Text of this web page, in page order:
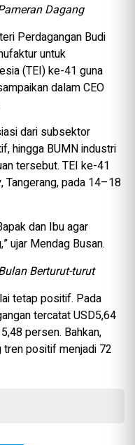
Dagang
Perdagangan Budi
untuk
(TEI) ke-41 guna
dalam CEO
dari subsektor
hingga BUMN industri
tersebut. TEI ke-41
Tangerang, pada 14–18
dan Ibu agar
ujar Mendag Busan.
Berturut-turut
tetap positif. Pada
tercatat USD5,64
persen. Bahkan,
positif menjadi 72